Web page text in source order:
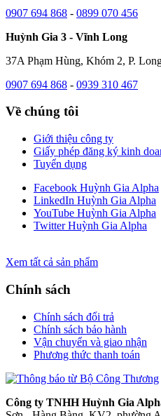
0907 694 868 - 0899 070 456
Huỳnh Gia 3 - Vĩnh Long
37A Phạm Hùng, Khóm 2, P.
0907 694 868 - 0939 310 467
Về chúng tôi
Giới thiệu công ty
Giấy phép đăng ký kinh
Tuyển dụng
Facebook Huỳnh Gia Alpha
LinkedIn Huỳnh Gia Alpha
YouTube Huỳnh Gia Alpha
Twitter Huỳnh Gia Alpha
Xem tất cả sản phẩm
Chính sách
Chính sách đổi trả
Chính sách bảo hành
Vận chuyển và giao nhận
Phương thức thanh toán
Công ty TNHH Huỳnh Gia